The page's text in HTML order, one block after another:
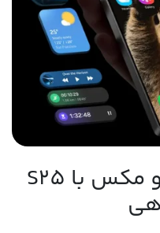
مقایسه آیفون 16 پرو مکس با S25